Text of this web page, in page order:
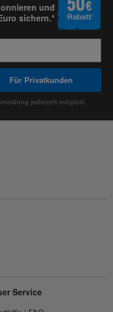
und
sichern.*
Für Privatkunden
jederzeit möglich.
Service